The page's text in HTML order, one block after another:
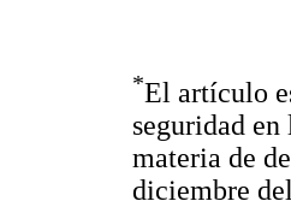
*El artículo
seguridad
materia de
diciembre